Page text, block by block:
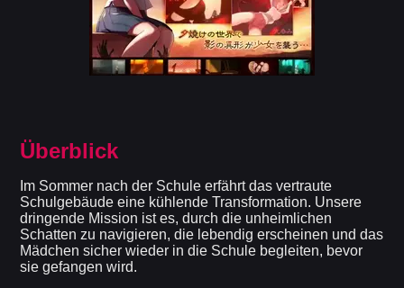
Überblick
Im Sommer nach der Schule erfährt das vertraute
Schulgebäude eine kühlende Transformation. Unsere
dringende Mission ist es, durch die unheimlichen
Schatten zu navigieren, die lebendig erscheinen und das
Mädchen sicher wieder in die Schule begleiten, bevor
sie gefangen wird.